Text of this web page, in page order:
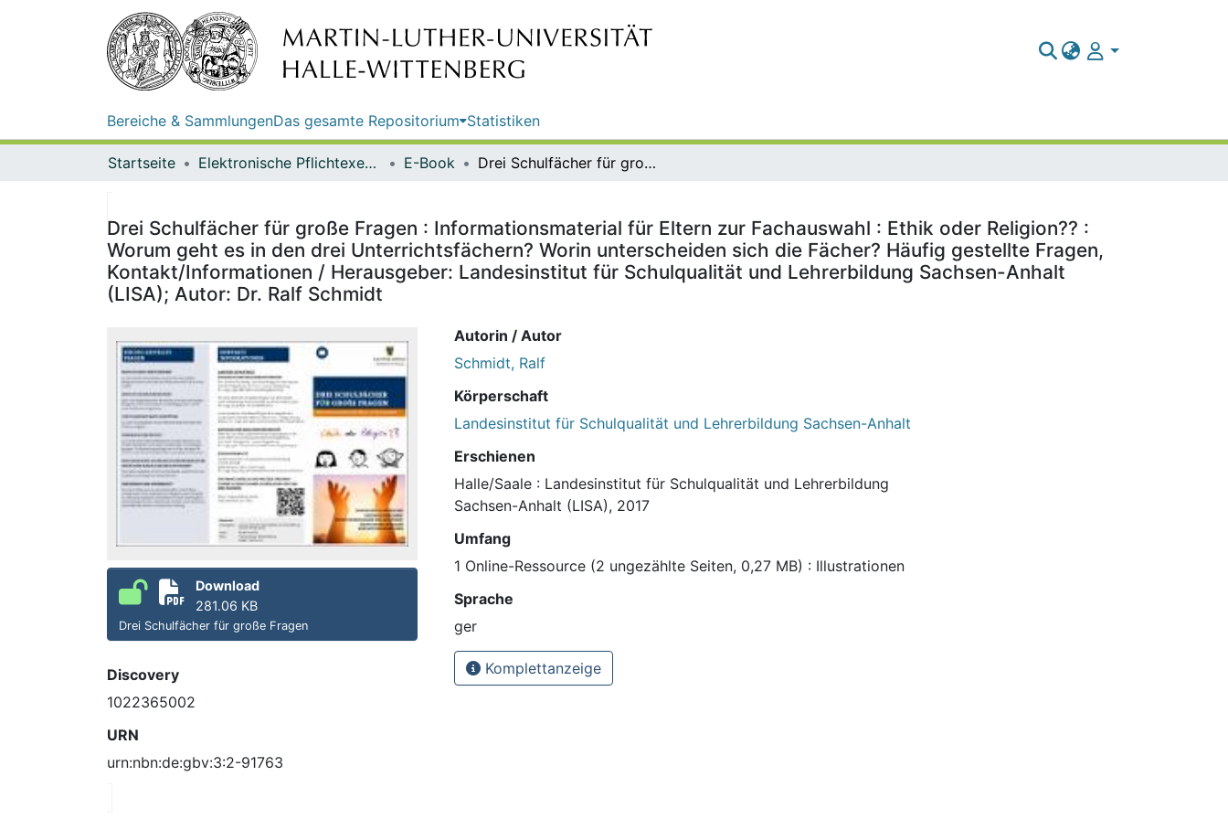
Bereiche & SammlungenDas gesamte Repositorium Statistiken
Startseite Elektronische Pflichtexemplare E-Book Drei Schulfächer für große Fragen : Informationsmaterial für Eltern zur Fachauswahl : Ethik oder Religion?? : Worum geht es in den drei Unterrichtsfächern? Worin unterscheiden sich die Fächer? Häufig gestellte Fragen, Kontakt/Informationen / Herausgeber: Landesinstitut für Schulqualität und Lehrerbildung Sachsen-Anhalt (LISA); Autor: Dr. Ralf Schmidt
Drei Schulfächer für große Fragen : Informationsmaterial für Eltern zur Fachauswahl : Ethik oder Religion?? :
Worum geht es in den drei Unterrichtsfächern? Worin unterscheiden sich die Fächer? Häufig gestellte Fragen,
Kontakt/Informationen / Herausgeber: Landesinstitut für Schulqualität und Lehrerbildung Sachsen-Anhalt
(LISA); Autor: Dr. Ralf Schmidt
Download
281.06 KB
Drei Schulfächer für große Fragen
Discovery
1022365002
URN
urn:nbn:de:gbv:3:2-91763
Autorin / Autor
Schmidt, Ralf
Körperschaft
Landesinstitut für Schulqualität und Lehrerbildung Sachsen-Anhalt
Erschienen
Halle/Saale : Landesinstitut für Schulqualität und Lehrerbildung
Sachsen-Anhalt (LISA), 2017
Umfang
1 Online-Ressource (2 ungezählte Seiten, 0,27 MB) : Illustrationen
Sprache
ger
Komplettanzeige